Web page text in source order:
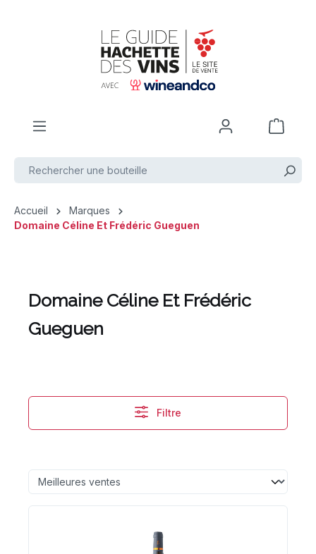
Accueil
Marques
Domaine Céline Et Frédéric Gueguen
Domaine Céline Et Frédéric
Gueguen
Filtre